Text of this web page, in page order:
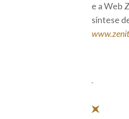
e a Web
síntese